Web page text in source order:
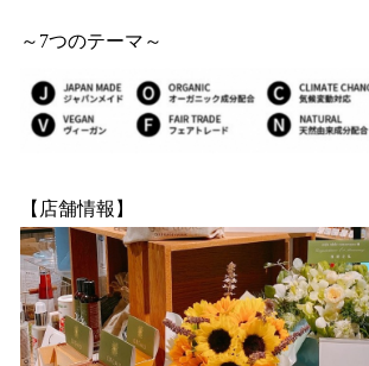
～7つのテーマ～
【店舗情報】